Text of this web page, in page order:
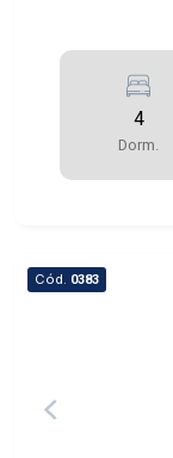
4
Dorm.
Cód. 0383